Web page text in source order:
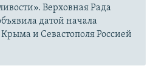
Верховная Рада
датой начала
и Севастополя Россией